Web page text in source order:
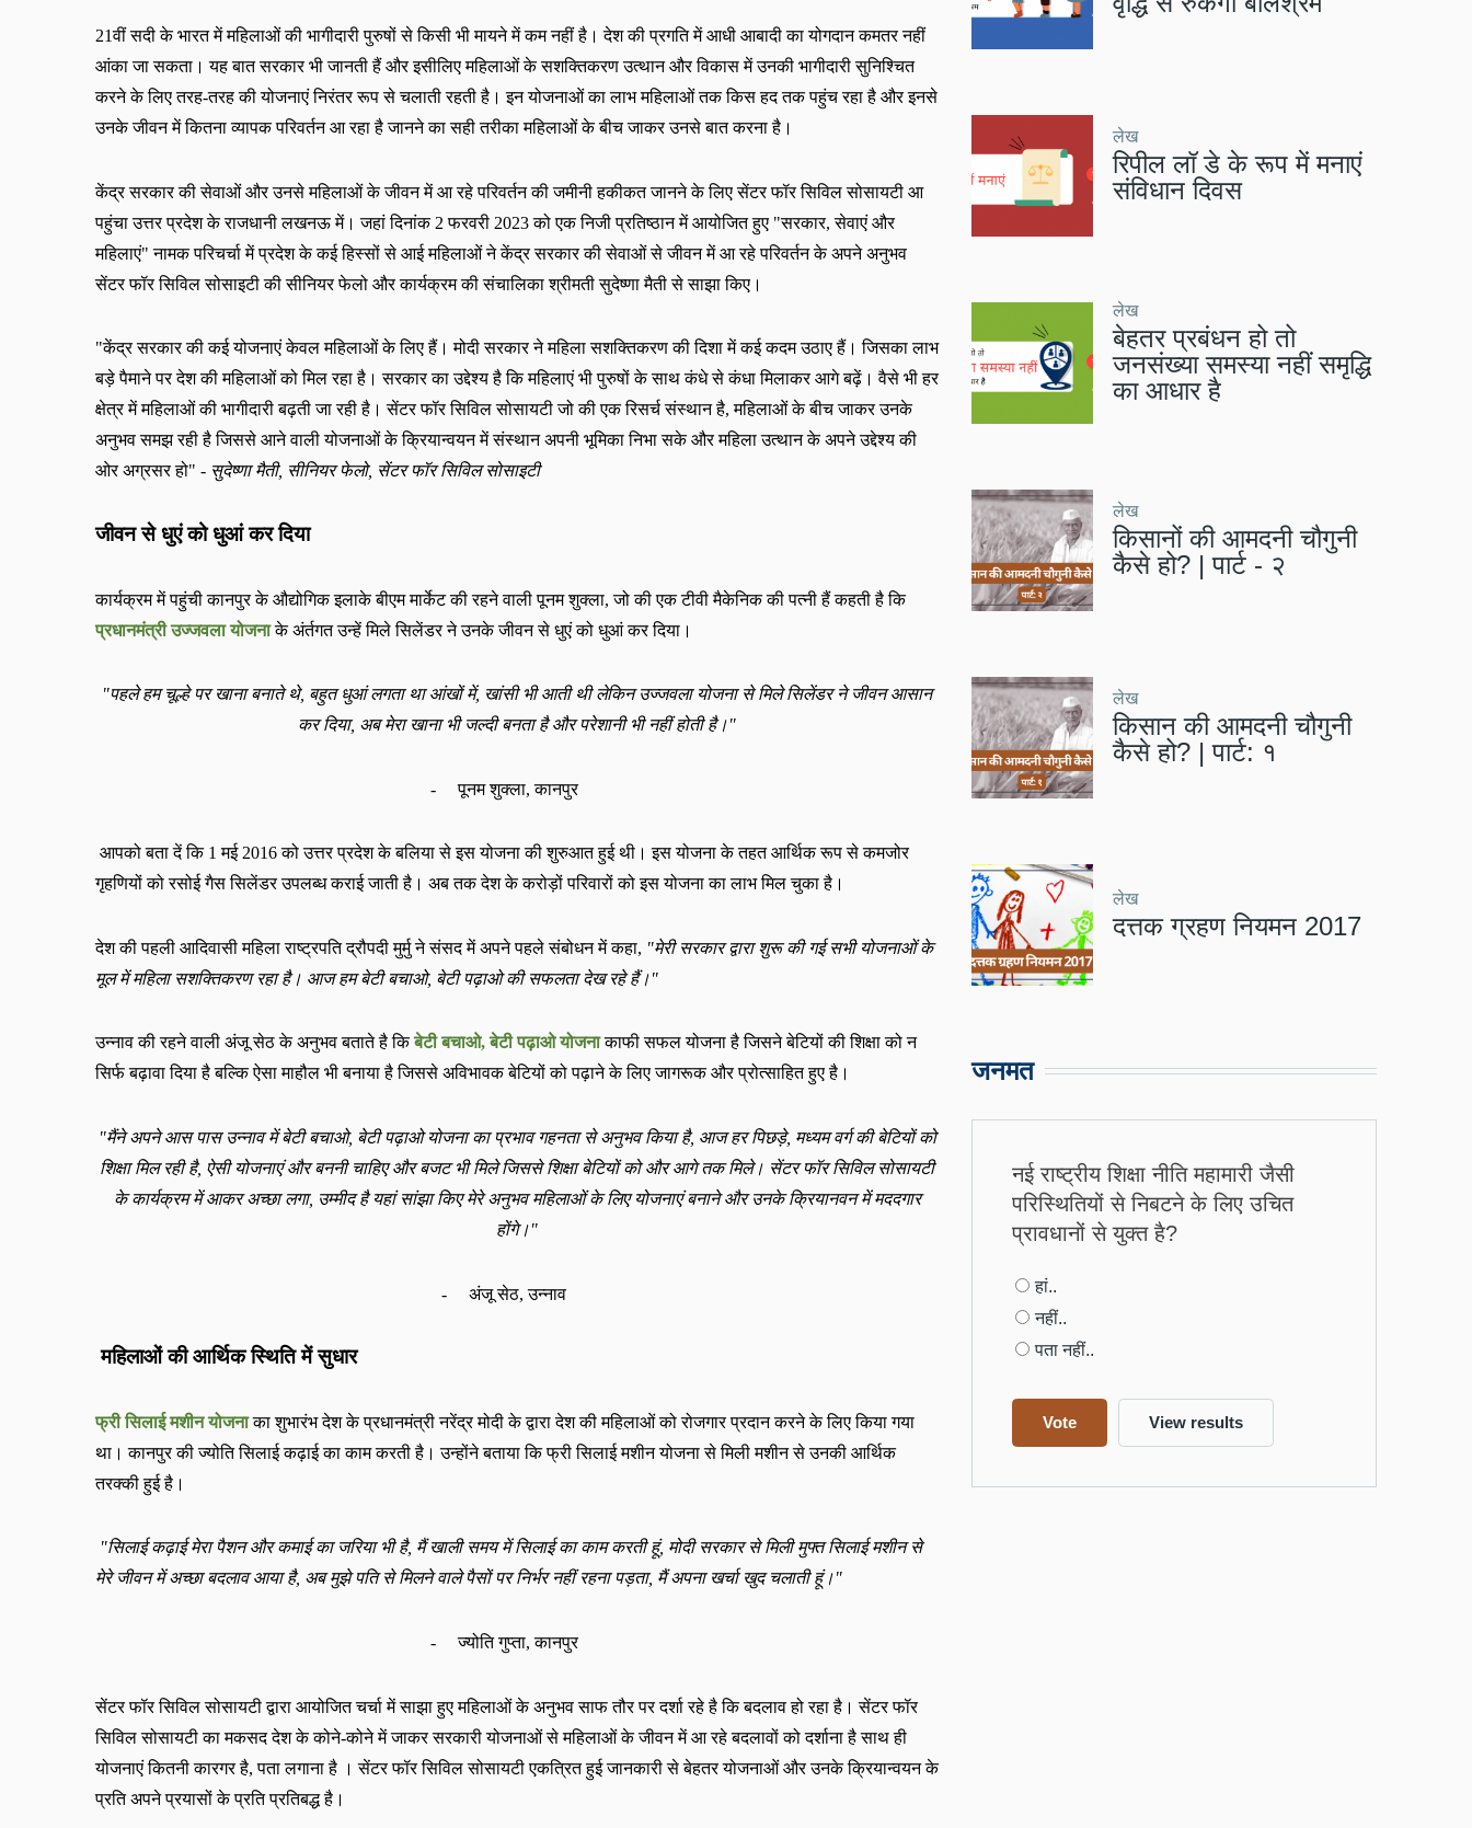
21वीं सदी के भारत में महिलाओं की भागीदारी पुरुषों से किसी भी मायने में कम नहीं है। देश की प्रगति में आधी आबादी का योगदान कमतर नहीं
आंका जा सकता। यह बात सरकार भी जानती हैं और इसीलिए महिलाओं के सशक्तिकरण उत्थान और विकास में उनकी भागीदारी सुनिश्चित
करने के लिए तरह-तरह की योजनाएं निरंतर रूप से चलाती रहती है। इन योजनाओं का लाभ महिलाओं तक किस हद तक पहुंच रहा है और इनसे
उनके जीवन में कितना व्यापक परिवर्तन आ रहा है जानने का सही तरीका महिलाओं के बीच जाकर उनसे बातकरना है ।
केंद्र सरकार की सेवाओं और उनसे महिलाओं के जीवन में आ रहे परिवर्तन की जमीनी हकीकत जानने के लिए सेंटर फॉर सिविल सोसायटी आ
पहुंचा उत्तर प्रदेश के राजधानी लखनऊ में। जहां दिनांक 2फरवरी 2023को एक निजी प्रतिष्ठान में आयोजित हुए "सरकार,सेवाएं और
महिलाएं"नामक परिचर्चा में प्रदेश के कई हिस्सों से आई महिलाओं ने केंद्र सरकार की सेवाओं से जीवन में आ रहे परिवर्तन के अपने अनुभव
सेंटर फॉर सिविल सोसाइटी की सीनियर फेलो और कार्यक्रम की संचालिका श्रीमतीसुदेष्णा मैती से साझा किए।
"केंद्र सरकार की कई योजनाएं केवल महिलाओं के लिए हैं। मोदी सरकार ने महिला सशक्तिकरण की दिशा में कई कदम उठाए हैं। जिसका लाभ
बड़े पैमाने पर देश की महिलाओं को मिल रहा है। सरकार का उद्देश्य है कि महिलाएं भी पुरुषों के साथ कंधे से कंधा मिलाकर आगे बढ़ें। वैसे भी हर
क्षेत्र में महिलाओं की भागीदारी बढ़ती जा रही है। सेंटर फॉर सिविल सोसायटी जो की एक रिसर्च संस्थान है,महिलाओं के बीच जाकर उनके
अनुभव समझ रही है जिससे आने वाली योजनाओं के क्रियान्वयन में संस्थान अपनी भूमिका निभा सके और महिला उत्थान के अपने उद्देश्य की
ओर अग्रसर हो" - सुदेष्णा मैती, सीनियर फेलो, सेंटर फॉर सिविल सोसाइटी
जीवन से धुएं को धुआं कर दिया
कार्यक्रम में पहुंची कानपुर के औद्योगिक इलाके बीएम मार्केट की रहने वाली पूनम शुक्ला, जो की एक टीवी मैकेनिक की पत्नी हैंकहतीहै कि
प्रधानमंत्री उज्जवला योजना के अंर्तगत उन्हें मिले सिलेंडर ने उनके जीवन से धुएं को धुआं कर दिया।
"पहले हम चूल्हे पर खाना बनाते थे, बहुत धुआं लगता था आंखों में, खांसी भी आती थी लेकिन उज्जवला योजना से मिले सिलेंडर ने जीवन आसान
कर दिया, अब मेरा खाना भी जल्दी बनता है और परेशानी भी नहीं होती है।"
- पूनम शुक्ला,कानपुर
आपको बता दें कि 1मई 2016को उत्तर प्रदेश के बलिया से इस योजना की शुरुआत हुई थी। इस योजना के तहत आर्थिक रूप से कमजोर
गृहणियों को रसोई गैस सिलेंडर उपलब्ध कराई जाती है। अब तक देश के करोड़ों परिवारों को इस योजना का लाभ मिल चुका है।
देश की पहली आदिवासी महिला राष्ट्रपति द्रौपदीमुर्मुने संसद में अपने पहले संबोधन में कहा, "मेरी सरकार द्वारा शुरू की गई सभी योजनाओं के
मूल में महिला सशक्तिकरण रहा है। आज हम बेटी बचाओ, बेटी पढ़ाओ की सफलता देख रहे हैं।"
उन्नाव की रहने वाली अंजू सेठ के अनुभव बताते है किबेटी बचाओ,बेटी पढ़ाओ योजनाकाफी सफल योजना है जिसने बेटियों की शिक्षा को न
सिर्फ बढ़ावा दिया है बल्कि ऐसा माहौल भी बनाया है जिससे अविभावक बेटियों को पढ़ाने के लिए जागरूक और प्रोत्साहित हुए है।
"मैंने अपने आस पास उन्नाव में बेटी बचाओ, बेटी पढ़ाओ योजना का प्रभाव गहनता से अनुभव किया है, आज हर पिछड़े, मध्यम वर्ग की बेटियों को
शिक्षा मिल रही है, ऐसी योजनाएं और बननी चाहिए और बजट भी मिले जिससे शिक्षा बेटियों को और आगे तक मिले। सेंटर फॉर सिविल सोसायटी
के कार्यक्रम में आकर अच्छा लगा, उम्मीद है यहां सांझा किए मेरे अनुभव महिलाओं के लिए योजनाएं बनाने और उनके क्रियानवन में मददगार
होंगे।"
- अंजू सेठ,उन्नाव
महिलाओं की आर्थिक स्थिति में सुधार
फ्री सिलाई मशीन योजनाका शुभारंभ देश के प्रधानमंत्री नरेंद्र मोदी के द्वारा देश की महिलाओं को रोजगार प्रदान करने के लिए किया गया
था। कानपुर की ज्योति सिलाई कढ़ाई का काम करती है। उन्होंने बताया कि फ्री सिलाई मशीन योजना से मिली मशीन से उनकी आर्थिक
तरक्की हुई है।
"सिलाई कढ़ाई मेरा पैशन और कमाई का जरिया भी है, मैं खाली समय में सिलाई का काम करती हूं, मोदी सरकार से मिली मुफ्त सिलाई मशीन से
मेरे जीवन में अच्छा बदलाव आया है, अब मुझे पति से मिलने वाले पैसों पर निर्भर नहीं रहना पड़ता, मैं अपना खर्चा खुद चलाती हूं।"
- ज्योति गुप्ता,कानपुर
सेंटर फॉर सिविल सोसायटी द्वारा आयोजित चर्चा में साझा हुए महिलाओं के अनुभव साफ तौरपरदर्शा रहे है कि बदलाव हो रहा है। सेंटर फॉर
सिविल सोसायटी का मकसद देश के कोने-कोने में जाकर सरकारी योजनाओं से महिलाओं के जीवन में आ रहे बदलावों को दर्शाना है साथ ही
योजनाएं कितनी कारगर है, पता लगाना है । सेंटर फॉर सिविल सोसायटी एकत्रित हुई जानकारी से बेहतर योजनाओं और उनके क्रियान्वयन के
प्रति अपने प्रयासों के प्रति प्रतिबद्ध है।
लेख
रिपील लॉ डे के रूप में मनाएं
संविधान दिवस
लेख
बेहतर प्रबंधन हो तो
जनसंख्या समस्या नहीं समृद्धि
का आधार है
लेख
किसानों की आमदनी चौगुनी
कैसे हो? | पार्ट - २
लेख
किसान की आमदनी चौगुनी
कैसे हो? | पार्ट: १
लेख
दत्तक ग्रहण नियमन 2017
जनमत
नई राष्ट्रीय शिक्षा नीति महामारी जैसी
परिस्थितियों से निबटने के लिए उचित
प्रावधानों से युक्त है?
Choices
हां..
नहीं..
पता नहीं..